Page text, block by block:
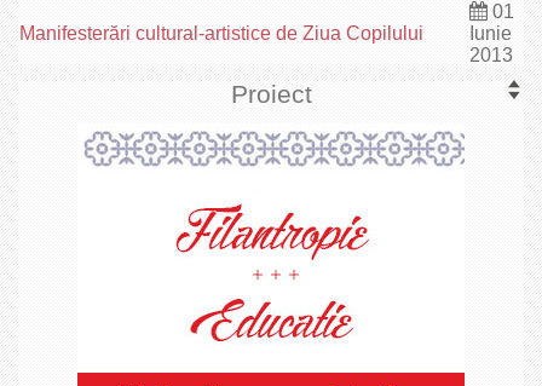
Manifesterări cultural-artistice de Ziua Copilului
01
Iunie
2013
Proiect